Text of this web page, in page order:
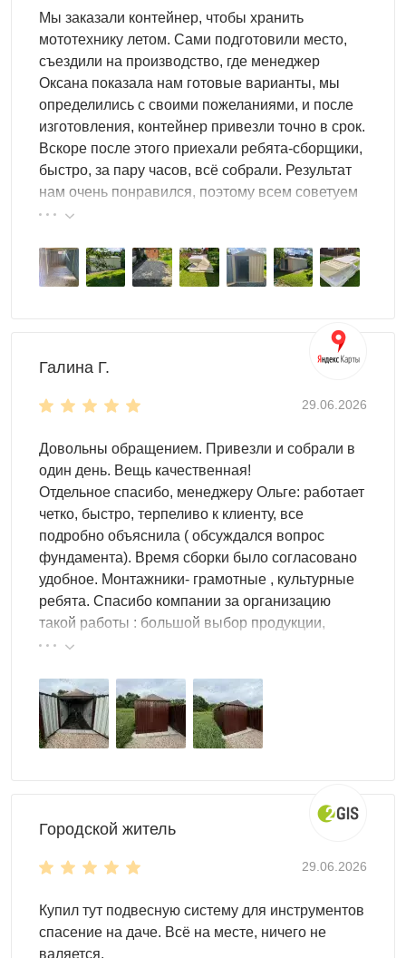
Ворота
: выбор — распашные металлические или
рольставни (экономят место перед гаражом)
выдерживает до 250 кг/м² (до 2 м снега), водостоки
: нагрузка до 500 кг/м², герметичный, с
дренажными отверстиями; защищает от грызунов
Конструкция
: усиление уголками и болтовая
часа своими силами; перевозка на газели без
спецтехники
Вместимость конструкции
Гараж-пенал рассчитан на мототехнику (мотоцикл,
скутер, квадроцикл) и дополнительное оборудование:
инструмент, садовый инвентарь, стройматериалы,
спортивный инвентарь, мебель, колёса/шины,
несколько единиц техники и мастерскую. Для
организации пространства добавьте системы хранения:
стеллажи, панели для инструмента, направляющие,
Мы заказали контейнер, чтобы хранить
мототехнику летом. Сами подготовили место,
съездили на производство, где менеджер
Оксана показала нам готовые варианты, мы
определились с своими пожеланиями, и после
изготовления, контейнер привезли точно в срок.
Вскоре после этого приехали ребята-сборщики,
быстро, за пару часов, всё собрали. Результат
нам очень понравился, поэтому всем советуем
эту фирму.
Галина Г.
29.06.2026
Довольны обращением. Привезли и собрали в
один день. Вещь качественная!
Отдельное спасибо, менеджеру Ольге: работает
четко, быстро, терпеливо к клиенту, все
подробно объяснила ( обсуждался вопрос
фундамента). Время сборки было согласовано
удобное. Монтажники- грамотные , культурные
ребята. Спасибо компании за организацию
такой работы : большой выбор продукции,
реальные цены.
Городской житель
29.06.2026
Купил тут подвесную систему для инструментов
спасение на даче. Всё на месте, ничего не
валяется.